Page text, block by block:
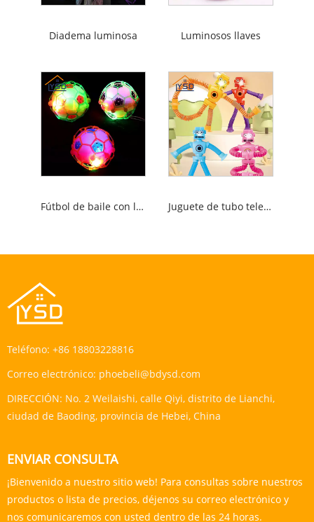
Diadema luminosa Luminosos llaves
Fútbol de baile con luces Juguete de tubo telescópico de descompresión versátil
Teléfono: +86 18803228816
Correo electrónico: phoebeli@bdysd.com
DIRECCIÓN: No. 2 Weilaishi, calle Qiyi, distrito de Lianchi,
ciudad de Baoding, provincia de Hebei, China
ENVIAR CONSULTA
¡Bienvenido a nuestro sitio web! Para consultas sobre nuestros
productos o lista de precios, déjenos su correo electrónico y
nos comunicaremos con usted dentro de las 24 horas.